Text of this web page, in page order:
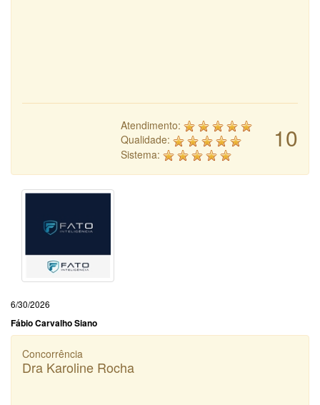
10
Atendimento:
Qualidade:
Sistema:
6/30/2026
Fábio Carvalho Siano
Concorrência
Dra Karoline Rocha